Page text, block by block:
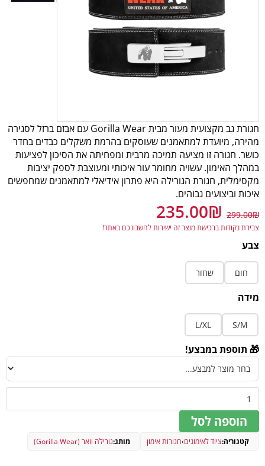
חגורת גב מקצועית מעור מבית Gorilla Wear עם אבזם ברזל לסגירה
מהירה, מיועדת למתאמנים שעוסקים בהרמת משקלים כבדים בחדר
כושר. חגורה זו מציעה תמיכה מרבית ומפחיתה את הסיכון לפציעות
במהלך האימון. עשויה מחומר עור איכותי ומעוצבת לספק יציבות
מקסימלית, חגורת הגורילה היא פתרון אידיאלי למתאמנים שמחפשים
איכות וביצועים גבוהים.
299.00₪
235.00₪
צבירת נקודות ברכישת מוצר זה ישירות לחשבונכם באתר!
צבע
חום שחור
מידה
S/M
L/XL
🎁 תוספת במבצע!
הוספה לסל
קטגוריה:ציוד לאימונים›חגורות אימון מותג:גורילה וואר (Gorilla Wear)